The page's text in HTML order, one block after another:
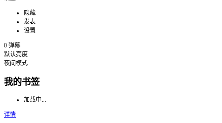
隐藏
发表
设置
0 弹幕
默认亮度
夜间模式
我的书签
加载中...
详情